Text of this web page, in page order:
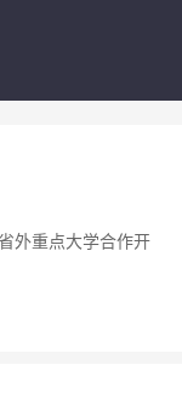
外重点大学合作开